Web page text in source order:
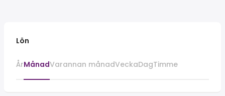
Lön
ÅrMånadVarannan månadVeckaDagTimme